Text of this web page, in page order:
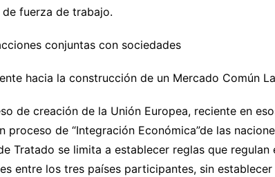
fuerza de trabajo.
conjuntas con sociedades
hacia la construcción de un Mercado Común
de creación de la Unión Europea, reciente en
proceso de “Integración Económica”de las
Tratado se limita a establecer reglas que regulan
entre los tres países participantes, sin